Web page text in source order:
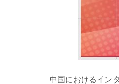
中国におけるイン